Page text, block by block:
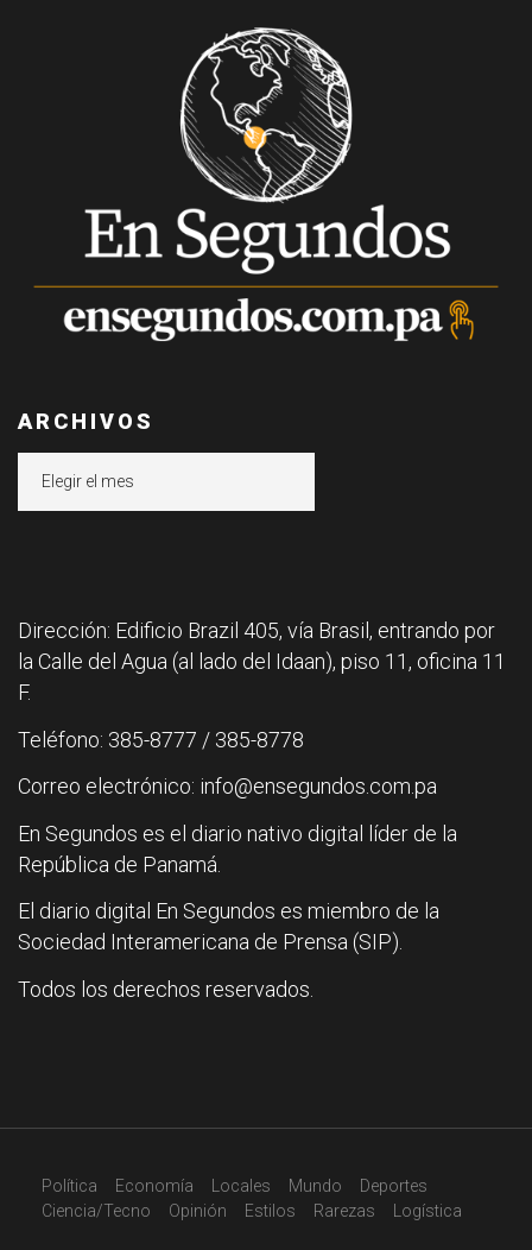
ARCHIVOS
Dirección: Edificio Brazil 405, vía Brasil, entrando por
la Calle del Agua (al lado del Idaan), piso 11, oficina 11
F.
Teléfono: 385-8777 / 385-8778
Correo electrónico: info@ensegundos.com.pa
En Segundos es el diario nativo digital líder de la
República de Panamá.
El diario digital En Segundos es miembro de la
Sociedad Interamericana de Prensa (SIP).
Todos los derechos reservados.
Política Economía Locales Mundo
Deportes
Ciencia/Tecno
Opinión Estilos Rarezas Logística